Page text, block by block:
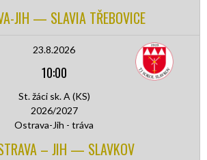
JIH — SLAVIA TŘEBOVICE
23.8.2026
10:00
St. žáci sk. A (KS)
2026/2027
Ostrava-Jih - tráva
– JIH — SLAVKOV